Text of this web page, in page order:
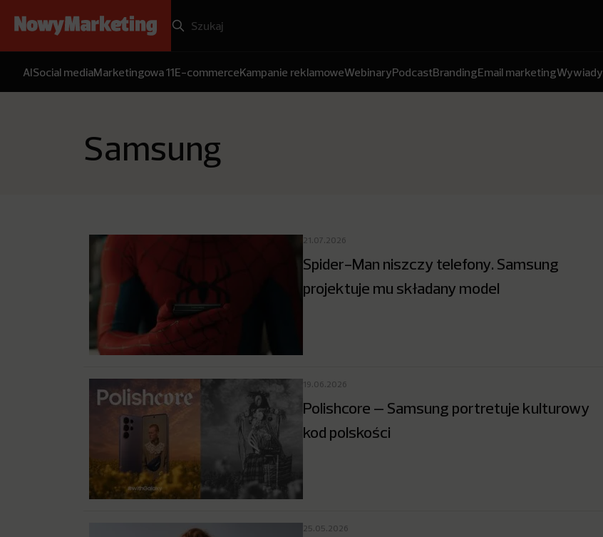
AISocial mediaMarketingowa 11E-commerceKampanie reklamoweWebinaryPodcastBrandingEmail marketingWywiady
Samsung
21.07.2026
Spider-Man niszczy telefony. Samsung
projektuje mu składany model
19.06.2026
Polishcore – Samsung portretuje kulturowy
kod polskości
25.05.2026